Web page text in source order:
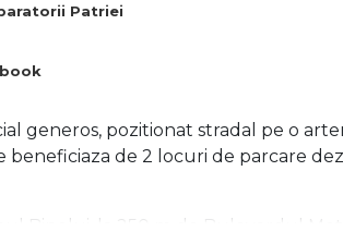
Patriei
generos, pozitionat stradal pe o
beneficiaza de 2 locuri de parcare
Binelui, la 250 m de Bulevardul